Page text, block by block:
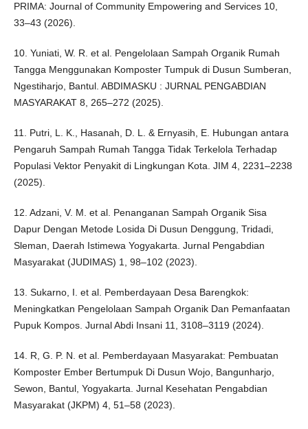
PRIMA: Journal of Community Empowering and Services 10,
33–43 (2026).
10. Yuniati, W. R. et al. Pengelolaan Sampah Organik Rumah
Tangga Menggunakan Komposter Tumpuk di Dusun Sumberan,
Ngestiharjo, Bantul. ABDIMASKU : JURNAL PENGABDIAN
MASYARAKAT 8, 265–272 (2025).
11. Putri, L. K., Hasanah, D. L. & Ernyasih, E. Hubungan antara
Pengaruh Sampah Rumah Tangga Tidak Terkelola Terhadap
Populasi Vektor Penyakit di Lingkungan Kota. JIM 4, 2231–2238
(2025).
12. Adzani, V. M. et al. Penanganan Sampah Organik Sisa
Dapur Dengan Metode Losida Di Dusun Denggung, Tridadi,
Sleman, Daerah Istimewa Yogyakarta. Jurnal Pengabdian
Masyarakat (JUDIMAS) 1, 98–102 (2023).
13. Sukarno, I. et al. Pemberdayaan Desa Barengkok:
Meningkatkan Pengelolaan Sampah Organik Dan Pemanfaatan
Pupuk Kompos. Jurnal Abdi Insani 11, 3108–3119 (2024).
14. R, G. P. N. et al. Pemberdayaan Masyarakat: Pembuatan
Komposter Ember Bertumpuk Di Dusun Wojo, Bangunharjo,
Sewon, Bantul, Yogyakarta. Jurnal Kesehatan Pengabdian
Masyarakat (JKPM) 4, 51–58 (2023).